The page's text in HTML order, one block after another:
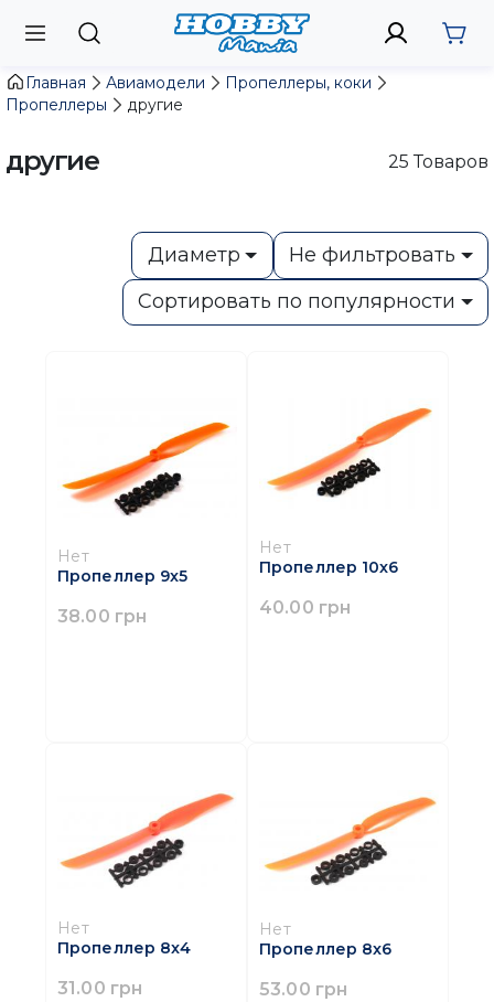
Главная Авиамодели
Пропеллеры, коки
Пропеллеры
другие
другие 25 Товаров
Диаметр
Не фильтровать
Сортировать по популярности
Нет
Пропеллер 9x5
38.00 грн
Нет
Пропеллер 10x6
40.00 грн
Нет
Пропеллер 8x4
31.00 грн
Нет
Пропеллер 8x6
53.00 грн